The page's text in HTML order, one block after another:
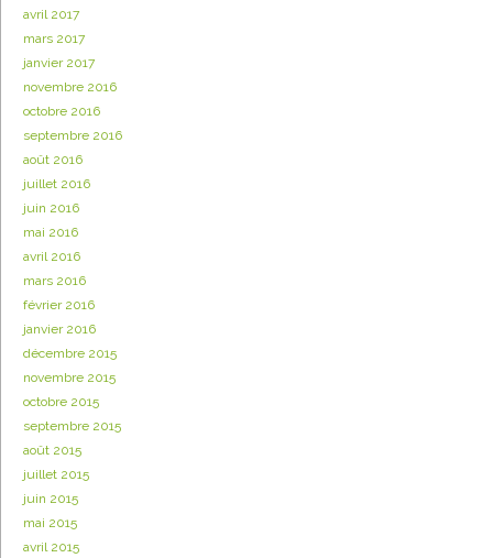
avril 2017
mars 2017
janvier 2017
novembre 2016
octobre 2016
septembre 2016
août 2016
juillet 2016
juin 2016
mai 2016
avril 2016
mars 2016
février 2016
janvier 2016
décembre 2015
novembre 2015
octobre 2015
septembre 2015
août 2015
juillet 2015
juin 2015
mai 2015
avril 2015